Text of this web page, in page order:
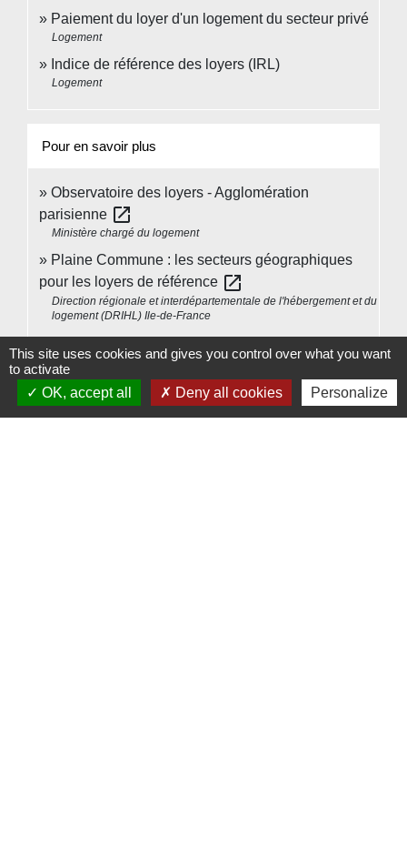
Paiement du loyer d'un logement du secteur privé
Logement
Indice de référence des loyers (IRL)
Logement
Pour en savoir plus
Observatoire des loyers - Agglomération
parisienne open_in_new
Ministère chargé du logement
Plaine Commune : les secteurs géographiques
pour les loyers de référence open_in_new
Direction régionale et interdépartementale de l'hébergement et du
logement (DRIHL) Ile-de-France
2018 open_in_new
Legifrance
Tout savoir sur l'encadrement des loyers sur le
This site uses cookies and gives you control over what you want
to activate
OK, accept all
Deny all cookies Personalize